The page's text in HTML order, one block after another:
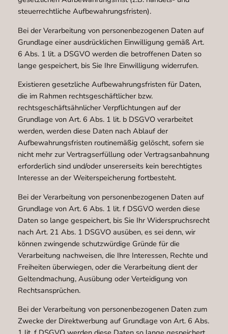
steuerrechtliche Aufbewahrungsfristen).
Bei der Verarbeitung von personenbezogenen Daten auf
Grundlage einer ausdrücklichen Einwilligung gemäß Art.
6 Abs. 1 lit. a DSGVO werden die betroffenen Daten so
lange gespeichert, bis Sie Ihre Einwilligung widerrufen.
Existieren gesetzliche Aufbewahrungsfristen für Daten,
die im Rahmen rechtsgeschäftlicher bzw.
rechtsgeschäftsähnlicher Verpflichtungen auf der
Grundlage von Art. 6 Abs. 1 lit. b DSGVO verarbeitet
werden, werden diese Daten nach Ablauf der
Aufbewahrungsfristen routinemäßig gelöscht, sofern sie
nicht mehr zur Vertragserfüllung oder Vertragsanbahnung
erforderlich sind und/oder unsererseits kein berechtigtes
Interesse an der Weiterspeicherung fortbesteht.
Bei der Verarbeitung von personenbezogenen Daten auf
Grundlage von Art. 6 Abs. 1 lit. f DSGVO werden diese
Daten so lange gespeichert, bis Sie Ihr Widerspruchsrecht
nach Art. 21 Abs. 1 DSGVO ausüben, es sei denn, wir
können zwingende schutzwürdige Gründe für die
Verarbeitung nachweisen, die Ihre Interessen, Rechte und
Freiheiten überwiegen, oder die Verarbeitung dient der
Geltendmachung, Ausübung oder Verteidigung von
Rechtsansprüchen.
Bei der Verarbeitung von personenbezogenen Daten zum
Zwecke der Direktwerbung auf Grundlage von Art. 6 Abs.